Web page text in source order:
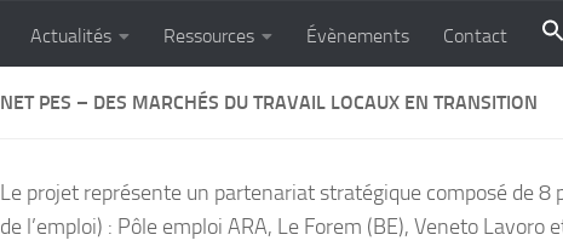
Actualités Ressources Évènements Contact
NET PES – DES MARCHÉS DU TRAVAIL LOCAUX EN TRANSITION
Le projet représente un partenariat stratégique composé de 8
de l’emploi) : Pôle emploi ARA, Le Forem (BE), Veneto Lavoro